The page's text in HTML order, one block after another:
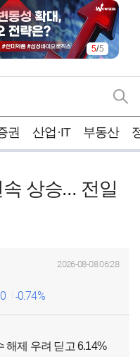
5/5
권 산업·IT 부동산
상승... 전일
2026-08-08 06:28
0.74%
해제 우려 딛고 6.14%